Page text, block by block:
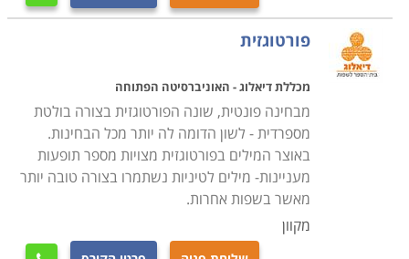
פורטוגזית
מכללת דיאלוג - האוניברסיטה הפתוחה
מבחינה פונטית, שונה הפורטוגזית בצורה בולטת
מספרדית - לשון הדומה לה יותר מכל הבחינות.
באוצר המילים בפורטוגזית מצויות מספר תופעות
מעניינות- מילים לטיניות נשתמרו בצורה טובה יותר
מאשר בשפות אחרות.
מקוון